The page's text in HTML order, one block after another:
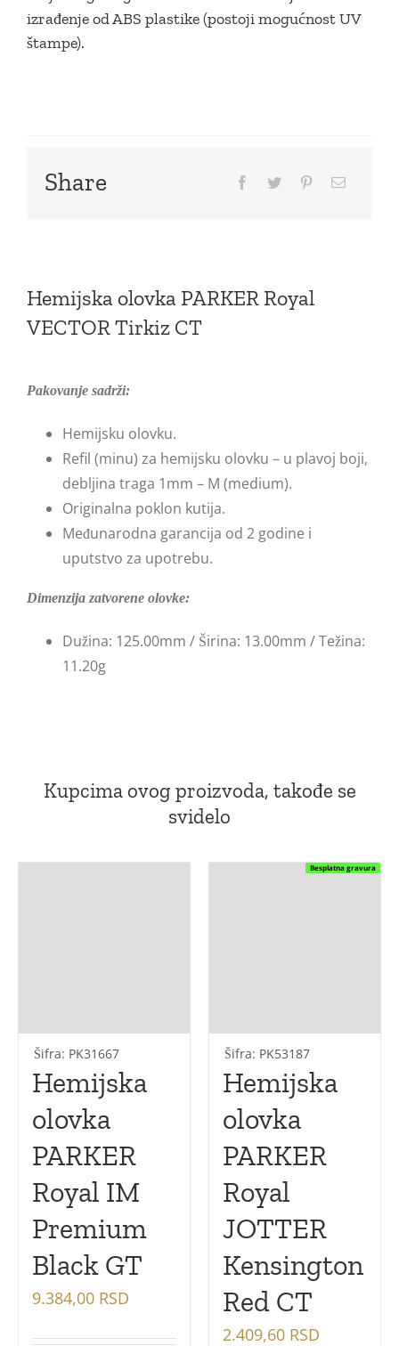
izrađenje od ABS plastike (postoji mogućnost UV
štampe).
Share
Hemijska olovka PARKER Royal
VECTOR Tirkiz CT
Pakovanje sadrži:
Hemijsku olovku.
Refil (minu) za hemijsku olovku – u plavoj boji,
debljina traga 1mm – M (medium).
Originalna poklon kutija.
Međunarodna garancija od 2 godine i
uputstvo za upotrebu.
Dimenzija zatvorene olovke:
Dužina: 125.00mm / Širina: 13.00mm / Težina:
11.20g
Kupcima ovog proizvoda, takođe se
svidelo
Šifra: PK31667
Hemijska
olovka
PARKER
Royal IM
Premium
Black GT
9.384,00 RSD
Besplatna gravura
Šifra: PK53187
Hemijska
olovka
PARKER
Royal
JOTTER
Kensington
Red CT
2.409,60 RSD